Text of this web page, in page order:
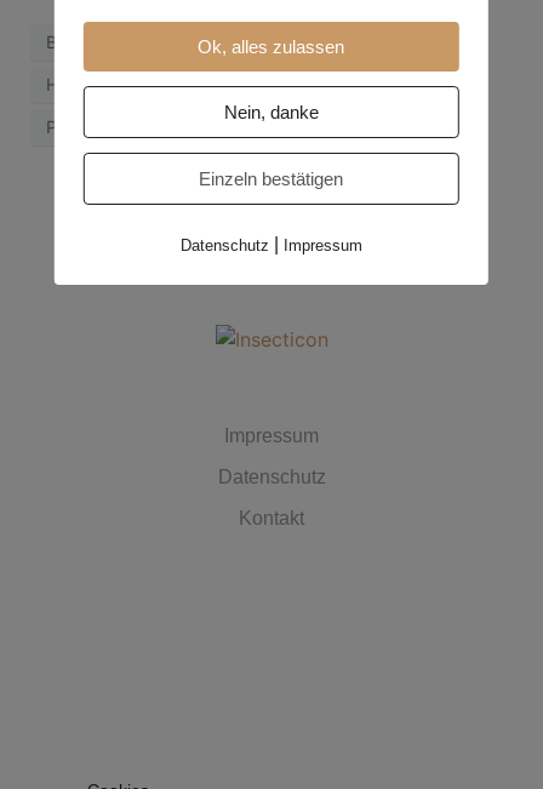
Brühl Entomologe Gifte
Hörren Insekten Naturschutzgebiete
Pestizide
Impressum
Datenschutz
Kontakt
Ok, alles zulassen
Nein, danke
Einzeln bestätigen
Datenschutz Impressum